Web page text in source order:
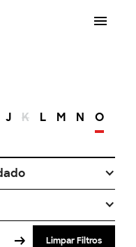
J K L M N O
Limpar Filtros